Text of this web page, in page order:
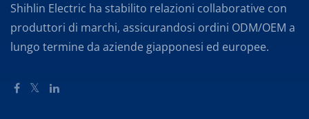
Shihlin Electric ha stabilito relazioni collaborative con
produttori di marchi, assicurandosi ordini ODM/OEM a
lungo termine da aziende giapponesi ed europee.